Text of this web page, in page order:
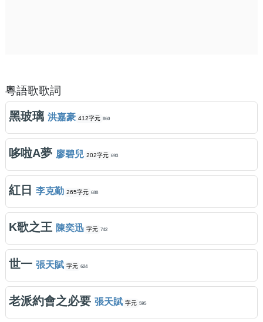
粵語歌歌詞
黑玻璃 洪嘉豪 412字元 860
哆啦A夢 廖碧兒 202字元 693
紅日 李克勤 265字元 688
K歌之王 陳奕迅 字元 742
世一 張天賦 字元 624
老派約會之必要 張天賦 字元 595